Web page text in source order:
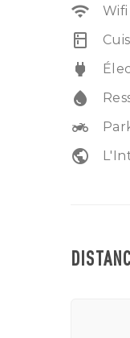
Location
wifi Wifi
kitchen
power
water_drop
two_wheeler
public